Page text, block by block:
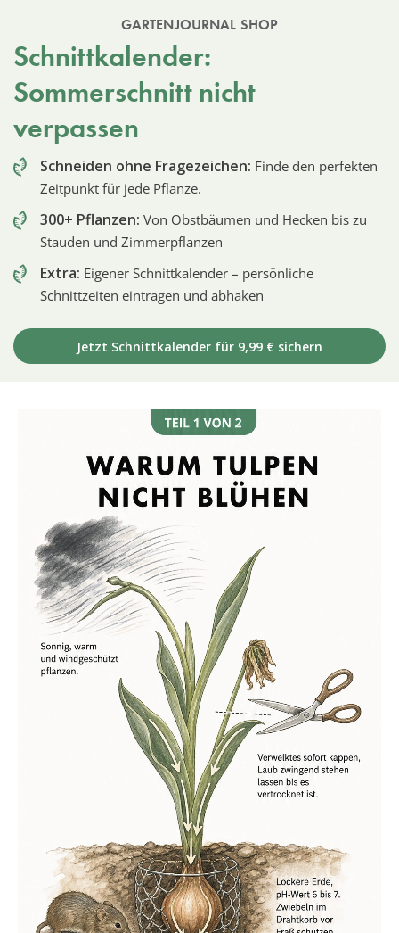
GARTENJOURNAL SHOP
Schnittkalender:
Sommerschnitt nicht
verpassen
Schneiden ohne Fragezeichen: Finde den perfekten
Zeitpunkt für jede Pflanze.
300+ Pflanzen: Von Obstbäumen und Hecken bis zu
Stauden und Zimmerpflanzen
Extra: Eigener Schnittkalender – persönliche
Schnittzeiten eintragen und abhaken
Jetzt Schnittkalender für 9,99 € sichern